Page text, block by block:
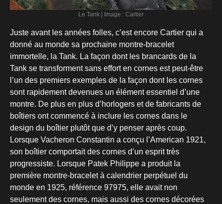
Le Tank | Image : Cartier
Juste avant les années folles, c’est encore Cartier qui a
donné au monde sa prochaine montre-bracelet
immortelle, la Tank. La façon dont les brancards de la
Tank se transforment sans effort en cornes est peut-être
l’un des premiers exemples de la façon dont les cornes
sont rapidement devenues un élément essentiel d’une
montre. De plus en plus d’horlogers et de fabricants de
boîtiers ont commencé à inclure les cornes dans le
design du boîtier plutôt que d’y penser après coup.
Lorsque Vacheron Constantin a conçu l’American 1921,
son boîtier comportait des cornes d’un esprit très
progressiste. Lorsque Patek Philippe a produit la
première montre-bracelet à calendrier perpétuel du
monde en 1925, référence 97975, elle avait non
seulement des cornes, mais aussi des cornes décorées